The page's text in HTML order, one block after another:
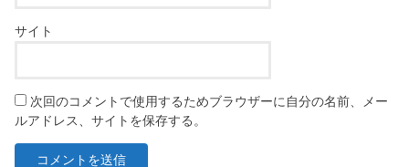
サイト
次回のコメントで使用するためブラウザーに自分の名前、メー
ルアドレス、サイトを保存する。